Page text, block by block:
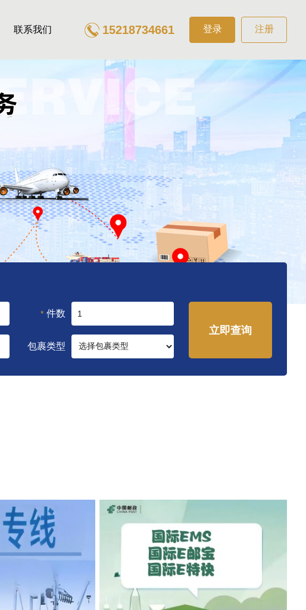
联系我们 15218734661 登录 注册
* 件数
包裹类型
立即查询